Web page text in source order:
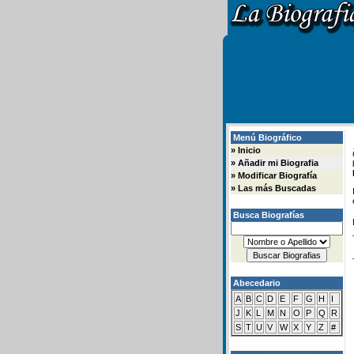
Menú Biográfico
» Inicio
» Añadir mi Biografia
» Modificar Biografía
» Las más Buscadas
Busca Biografías
Abecedario
A B C D E F G H
I
J
K L M N O P Q
R
S T U V W X Y Z #